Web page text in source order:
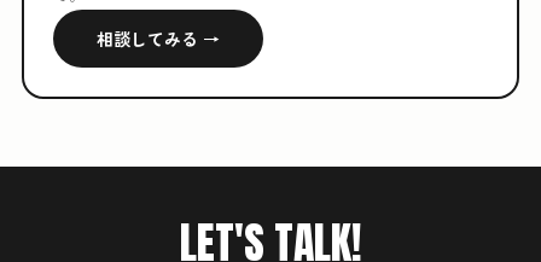
相談してみる →
LET'S TALK!